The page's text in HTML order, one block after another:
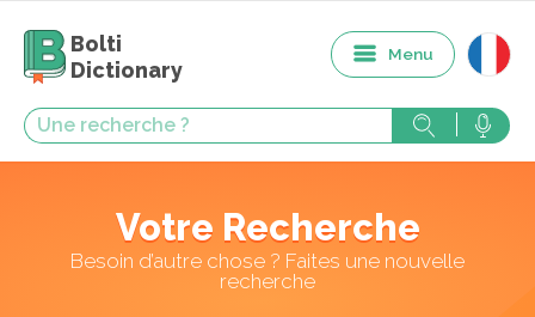
Bolti
Dictionary
Menu
Votre Recherche
Besoin d’autre chose ? Faites une nouvelle
recherche